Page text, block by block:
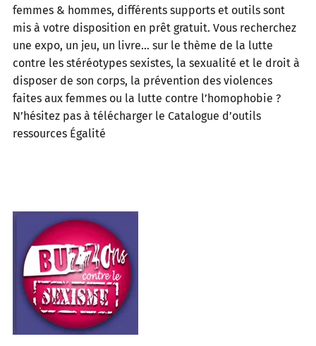
femmes & hommes, différents supports et outils sont
mis à votre disposition en prêt gratuit. Vous recherchez
une expo, un jeu, un livre… sur le thème de la lutte
contre les stéréotypes sexistes, la sexualité et le droit à
disposer de son corps, la prévention des violences
faites aux femmes ou la lutte contre l’homophobie ?
N’hésitez pas à télécharger le Catalogue d’outils
ressources Égalité